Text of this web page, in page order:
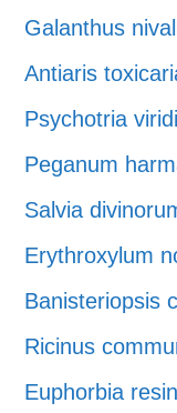
Galanthus
Antiaris
Psychotria
Peganum
Salvia
Erythroxylum
Banisteriopsis
Ricinus
Euphorbia